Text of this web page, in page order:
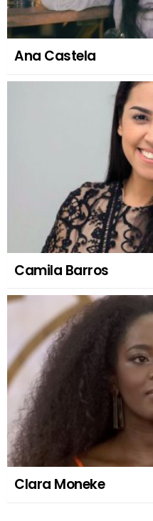
Ana Castela
Camila Barros
Clara Moneke